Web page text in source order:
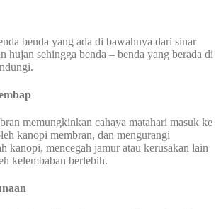
benda yang ada di bawahnya dari sinar
hujan sehingga benda – benda yang berada di
memungkinkan cahaya matahari masuk ke
kanopi membran, dan mengurangi
kanopi, mencegah jamur atau kerusakan lain
kelembaban berlebih.